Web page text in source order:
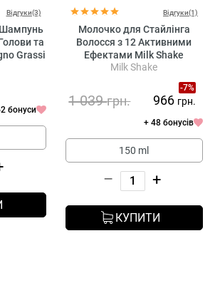
Відгуки(3)
Шампунь
та
Grassi
бонуси
Відгуки(1)
Молочко для Стайлінга
Волосся з 12 Активними
Ефектами Milk Shake
Incredible Milk
Milk Shake
-7%
1 039грн. 966 грн.
+ 48 бонусів
150 ml
– +
КУПИТИ